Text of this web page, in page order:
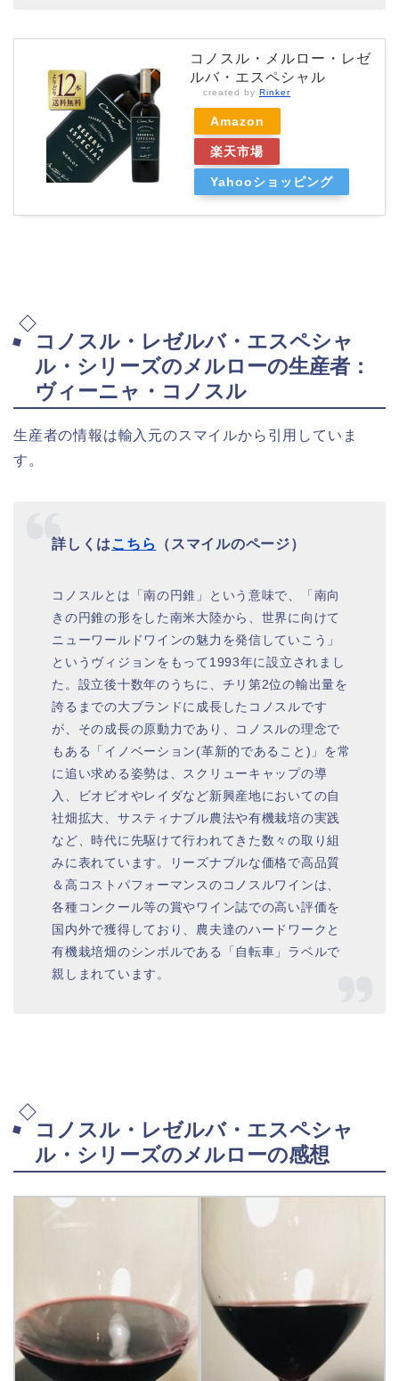
コノスル・メルロー・レゼ
ルバ・エスペシャル
created by Rinker
Amazon
楽天市場
Yahooショッピング
コノスル・レゼルバ・エスペシャ
ル・シリーズのメルローの生産者：
ヴィーニャ・コノスル
生産者の情報は輸入元のスマイルから引用していま
す。
詳しくは こちら （スマイルのページ）
コノスルとは「南の円錐」という意味で、「南向
きの円錐の形をした南米大陸から、世界に向けて
ニューワールドワインの魅力を発信していこう」
というヴィジョンをもって1993年に設立されまし
た。設立後十数年のうちに、チリ第2位の輸出量を
誇るまでの大ブランドに成長したコノスルです
が、その成長の原動力であり、コノスルの理念で
もある「イノベーション(革新的であること)」を常
に追い求める姿勢は、スクリューキャップの導
入、ビオビオやレイダなど新興産地においての自
社畑拡大、サスティナブル農法や有機栽培の実践
など、時代に先駆けて行われてきた数々の取り組
みに表れています。リーズナブルな価格で高品質
＆高コストパフォーマンスのコノスルワインは、
各種コンクール等の賞やワイン誌での高い評価を
国内外で獲得しており、農夫達のハードワークと
有機栽培畑のシンボルである「自転車」ラベルで
親しまれています。
コノスル・レゼルバ・エスペシャ
ル・シリーズのメルローの感想